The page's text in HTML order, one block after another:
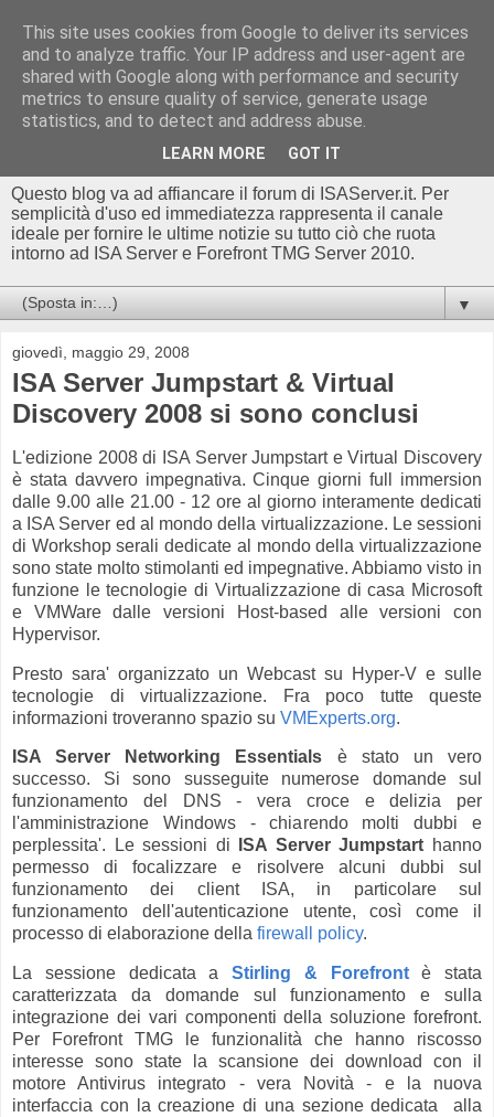
Blog di
ISAserver.it/TMGserver.c
om - Luca Conte
Questo blog va ad affiancare il forum di ISAServer.it. Per
semplicità d'uso ed immediatezza rappresenta il canale
ideale per fornire le ultime notizie su tutto ciò che ruota
intorno ad ISA Server e Forefront TMG Server 2010.
▼
giovedì, maggio 29, 2008
ISA Server Jumpstart & Virtual
Discovery 2008 si sono conclusi
L'edizione 2008 di ISA Server Jumpstart e Virtual Discovery
è stata davvero impegnativa. Cinque giorni full immersion
dalle 9.00 alle 21.00 - 12 ore al giorno interamente dedicati
a ISA Server ed al mondo della virtualizzazione. Le sessioni
di Workshop serali dedicate al mondo della virtualizzazione
sono state molto stimolanti ed impegnative. Abbiamo visto in
funzione le tecnologie di Virtualizzazione di casa Microsoft
e VMWare dalle versioni Host-based alle versioni con
Hypervisor.
Presto sara' organizzato un Webcast su Hyper-V e sulle
tecnologie di virtualizzazione. Fra poco tutte queste
informazioni troveranno spazio su VMExperts.org.
ISA Server Networking Essentials è stato un vero
successo. Si sono susseguite numerose domande sul
funzionamento del DNS - vera croce e delizia per
l'amministrazione Windows - chiarendo molti dubbi e
perplessita'. Le sessioni di
ISA Server Jumpstart hanno
permesso di focalizzare e risolvere alcuni dubbi sul
funzionamento dei client ISA, in particolare sul
funzionamento dell'autenticazione utente, così come il
processo di elaborazione della firewall policy.
La sessione dedicata a Stirling & Forefrontè stata
caratterizzata da domande sul funzionamento e sulla
integrazione dei vari componenti della soluzione forefront.
Per Forefront TMG le funzionalità che hanno riscosso
interesse sono state la scansione dei download con il
motore Antivirus integrato - vera Novità - e la nuova
interfaccia con la creazione di una sezione dedicata alla
This site uses cookies from Google to deliver its services
and to analyze traffic. Your IP address and user-agent are
shared with Google along with performance and security
metrics to ensure quality of service, generate usage
statistics, and to detect and address abuse.
LEARN MORE GOT IT